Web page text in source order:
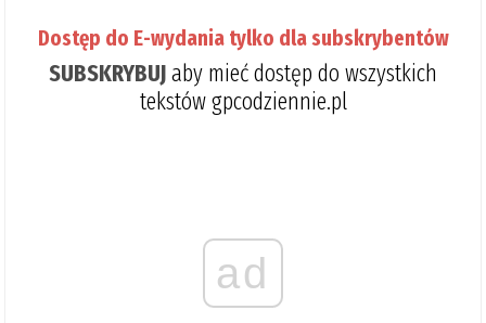
Dostęp do E-wydania tylko dla subskrybentów
SUBSKRYBUJaby mieć dostęp do wszystkich
tekstów gpcodziennie.pl
ad